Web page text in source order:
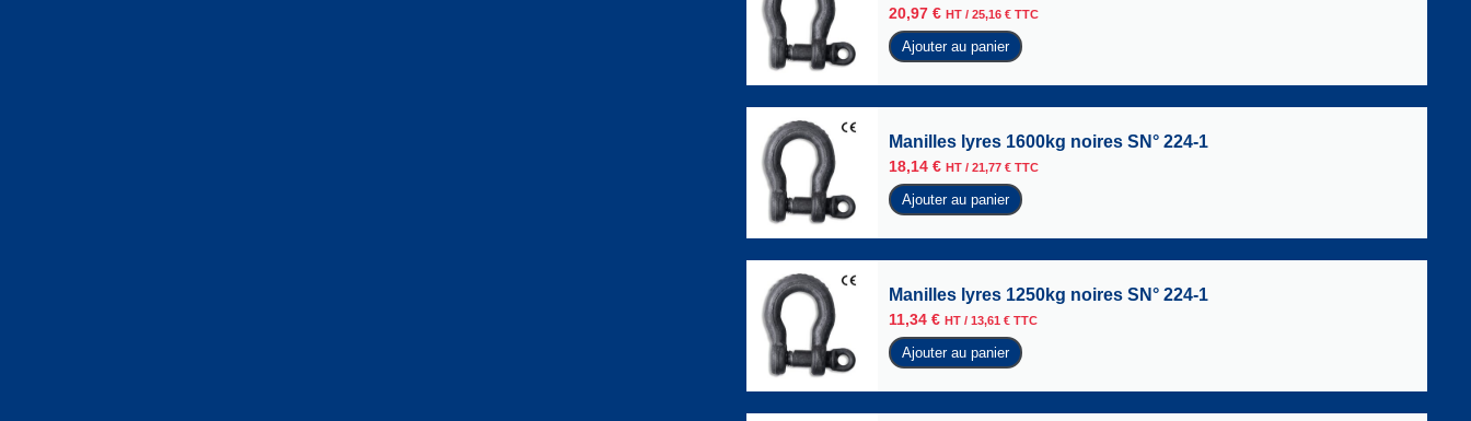
20,97 € HT / 25,16 € TTC
Ajouter au panier
Manilles lyres 1600kg noires SN° 224-1
18,14 € HT / 21,77 € TTC
Ajouter au panier
Manilles lyres 1250kg noires SN° 224-1
11,34 € HT / 13,61 € TTC
Ajouter au panier